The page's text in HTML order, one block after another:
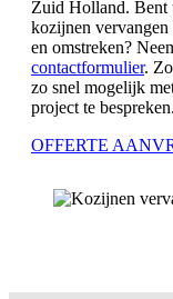
Zuid Holland. Bent
kozijnen
en omstreken?
contactformulier.
zo snel mogelijk
project te bespreken.
OFFERTE